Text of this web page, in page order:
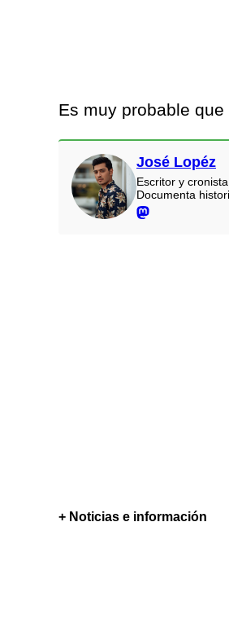
Es muy probable
José Lopéz
Escritor y
Documenta
+ Noticias e información